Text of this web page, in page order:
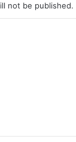
not be published.